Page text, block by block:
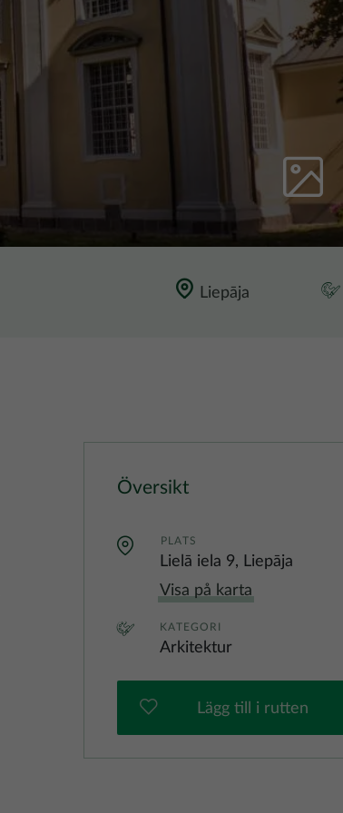
Liepāja
Översikt
PLATS
Lielā iela 9, Liepāja
Visa på karta
KATEGORI
Arkitektur
Lägg till i rutten